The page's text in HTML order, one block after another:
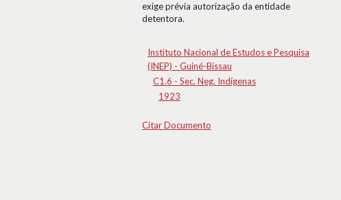
exige prévia autorização da entidade
detentora.
Instituto Nacional de Estudos e Pesquisa
(INEP) - Guiné-Bissau
C1.6 - Sec. Neg. Indígenas
1923
Citar Documento